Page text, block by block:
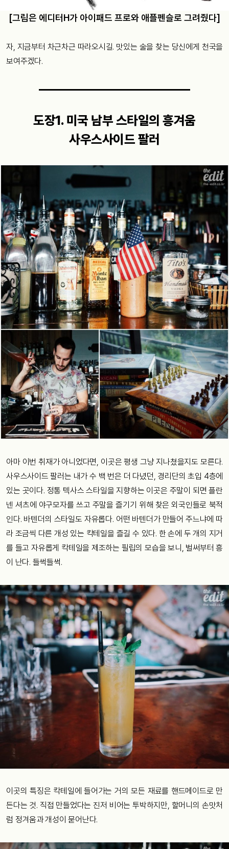
[그림은 에디터H가 아이패드 프로와 애플펜슬로 그려줬다]
자, 지금부터 차근차근 따라오시길. 맛있는 술을 찾는 당신에게 천국을
보여주겠다.
도장1. 미국 남부 스타일의 흥겨움
사우스사이드 팔러
아마 이번 취재가 아니었다면, 이곳은 평생 그냥 지나쳤을지도 모른다.
사우스사이드 팔러는 내가 수 백 번은 더 다녔던, 경리단의 초입 4층에
있는 곳이다. 정통 텍사스 스타일을 지향하는 이곳은 주말이 되면 플란
넨 셔츠에 야구모자를 쓰고 주말을 즐기기 위해 찾은 외국인들로 북적
인다. 바텐더의 스타일도 자유롭다. 어떤 바텐더가 만들어 주느냐에 따
라 조금씩 다른 개성 있는 칵테일을 즐길 수 있다. 한 손에 두 개의 지거
를 들고 자유롭게 칵테일을 제조하는 필립의 모습을 보니, 벌써부터 흥
이 난다. 들썩들썩.
이곳의 특징은 칵테일에 들어가는 거의 모든 재료를 핸드메이드로 만
든다는 것. 직접 만들었다는 진저 비어는 투박하지만, 할머니의 손맛처
럼 정겨움과 개성이 묻어난다.